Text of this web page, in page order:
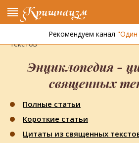
Кришнаизм
Рекомендуем канал"Один
»Энциклопедия » Цитаты
текстов
Энциклопедия -
священных
Полные статьи
Короткие статьи
Цитаты из священных